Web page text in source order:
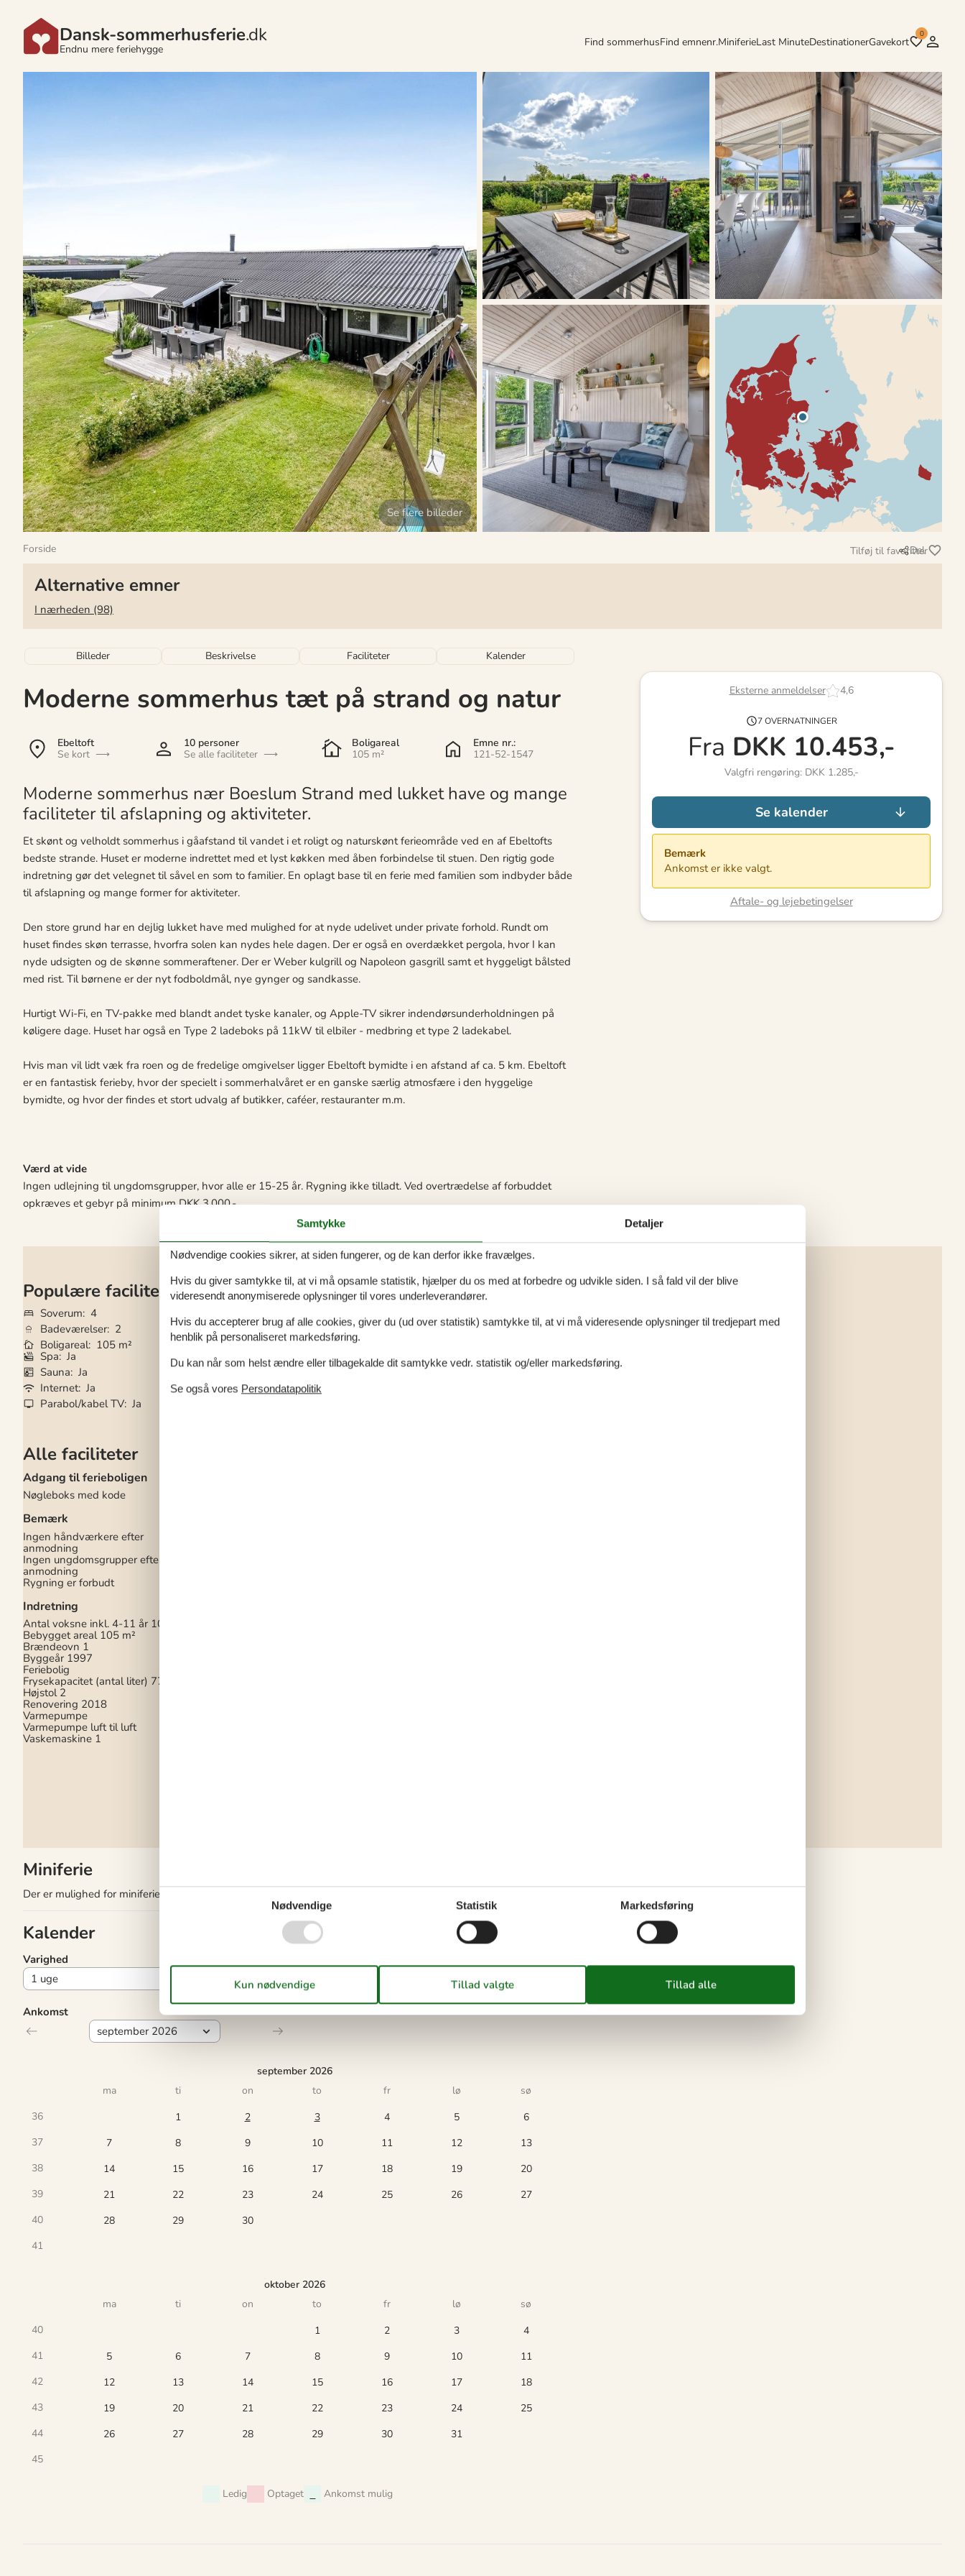
Dansk-sommerhusferie.dk
Endnu mere feriehygge
Find sommerhusFind emnenr.MiniferieLast MinuteDestinationerGavekort
0
Forside Tilføj til favoritter
Del
Alternative emner
I nærheden (98)
Billeder Beskrivelse Faciliteter Kalender
Moderne sommerhus tæt på strand og natur
Ebeltoft
Se kort
10 personer
Se alle faciliteter
Boligareal
105 m²
Emne nr.:
121-52-1547
Moderne sommerhus nær Boeslum Strand med lukket have og mange
faciliteter til afslapning og aktiviteter.
Et skønt og velholdt sommerhus i gåafstand til vandet i et roligt og naturskønt ferieområde ved en af Ebeltofts
bedste strande. Huset er moderne indrettet med et lyst køkken med åben forbindelse til stuen. Den rigtig gode
indretning gør det velegnet til såvel en som to familier. En oplagt base til en ferie med familien som indbyder både
til afslapning og mange former for aktiviteter.
Den store grund har en dejlig lukket have med mulighed for at nyde udelivet under private forhold. Rundt om
huset findes skøn terrasse, hvorfra solen kan nydes hele dagen. Der er også en overdækket pergola, hvor I kan
nyde udsigten og de skønne sommeraftener. Der er Weber kulgrill og Napoleon gasgrill samt et hyggeligt bålsted
med rist. Til børnene er der nyt fodboldmål, nye gynger og sandkasse.
Hurtigt Wi-Fi, en TV-pakke med blandt andet tyske kanaler, og Apple-TV sikrer indendørsunderholdningen på
køligere dage. Huset har også en Type 2 ladeboks på 11kW til elbiler - medbring et type 2 ladekabel.
Hvis man vil lidt væk fra roen og de fredelige omgivelser ligger Ebeltoft bymidte i en afstand af ca. 5 km. Ebeltoft
er en fantastisk ferieby, hvor der specielt i sommerhalvåret er en ganske særlig atmosfære i den hyggelige
bymidte, og hvor der findes et stort udvalg af butikker, caféer, restauranter m.m.
Værd at vide
Ingen udlejning til ungdomsgrupper, hvor alle er 15-25 år. Rygning ikke tilladt. Ved overtrædelse af forbuddet
opkræves et gebyr på minimum DKK 3.000,-.
Populære faciliteter
Soverum 4
Badeværelser 2
Boligareal 105 m²
Husdyr Ikke tilladt
Tilbyder miniferie Ja
Afstand indkøb 4 km
Spa Ja
Sauna Ja
Internet Ja
Parabol/kabel TV Ja
Brændeovn
Opvaskemaskine
Ladestander til elbil
Ja
Alle faciliteter
Adgang til ferieboligen
Nøgleboks med kode
Bemærk
Ingen håndværkere efter
anmodning
Ingen ungdomsgrupper efter
anmodning
Rygning er forbudt
Indretning
Antal voksne inkl. 4-11 år 10
Bebygget areal 105 m²
Brændeovn 1
Byggeår 1997
Feriebolig
Frysekapacitet (antal liter) 77
Højstol 2
Renovering 2018
Varmepumpe
Varmepumpe luft til luft
Vaskemaskine 1
Miniferie
Der er mulighed for miniferie i udvalgte perioder af året.
Kalender
Ankomst
september 2026
ma
ti on to fr lø
sø
36
1 2 3 4 5
6
37
7 8 9 10 11 12
13
38
14 15 16 17 18 19
20
39
21 22 23 24 25 26
27
40
28 29
30
41
oktober 2026
ma
ti on to fr lø
sø
40
1 2 3
4
41
5 6 7 8 9 10
11
42
12 13 14 15 16 17
18
43
19 20 21 22 23 24
25
44
26 27 28 29 30
31
45
Ledig Optaget Ankomst mulig
Varighed
Eksterne anmeldelser 4,6
7 OVERNATNINGER
Fra DKK 10.453,-
Valgfri rengøring: DKK 1.285,-
Se kalender
Bemærk
Ankomst er ikke valgt.
Aftale- og lejebetingelser
Samtykke Detaljer
Nødvendige cookies sikrer, at siden fungerer, og de kan derfor ikke fravælges.
Hvis du giver samtykke til, at vi må opsamle statistik, hjælper du os med at forbedre og udvikle siden. I så fald vil der blive
videresendt anonymiserede oplysninger til vores underleverandører.
Hvis du accepterer brug af alle cookies, giver du (ud over statistik) samtykke til, at vi må videresende oplysninger til tredjepart med
henblik på personaliseret markedsføring.
Du kan når som helst ændre eller tilbagekalde dit samtykke vedr. statistik og/eller markedsføring.
Se også vores Persondatapolitik
Nødvendige Statistik Markedsføring